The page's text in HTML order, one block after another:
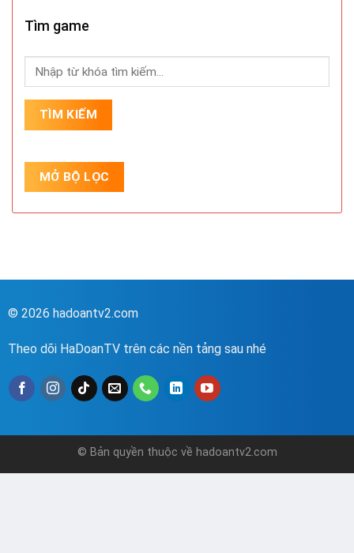
Tìm game
© 2026 hadoantv2.com
Theo dõi HaDoanTV trên các nền tảng sau nhé
© Bản quyền thuộc về hadoantv2.com